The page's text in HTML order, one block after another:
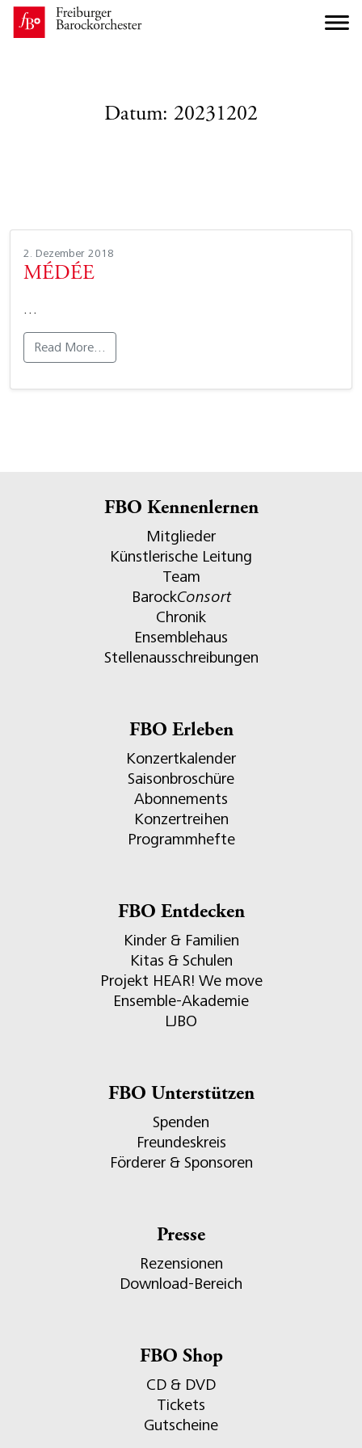
Datum: 20231202
2. Dezember 2018
MÉDÉE
…
Read More…
FBO Kennenlernen
Mitglieder
Künstlerische Leitung
Team
BarockConsort
Chronik
Ensemblehaus
Stellenausschreibungen
FBO Erleben
Konzertkalender
Saisonbroschüre
Abonnements
Konzertreihen
Programmhefte
FBO Entdecken
Kinder & Familien
Kitas & Schulen
Projekt HEAR! We move
Ensemble-Akademie
LJBO
FBO Unterstützen
Spenden
Freundeskreis
Förderer & Sponsoren
Presse
Rezensionen
Download-Bereich
FBO Shop
CD & DVD
Tickets
Gutscheine